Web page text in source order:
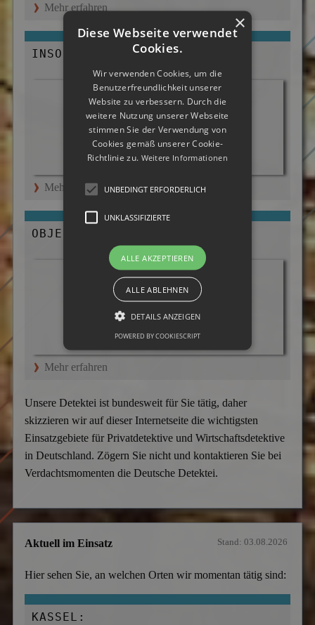
Mehr erfahren
INSOLVENZ- UND KONKURSBETRUG
Mehr erfahren
OBJEKT- UND PERSONENSCHUTZ
Mehr erfahren
Unsere Detektei ist bundesweit für Sie tätig, daher
skizzieren wir auf dieser Internetseite die wichtigsten
Einsatzgebiete für Privatdetektive und Wirtschaftsdetektive
in Deutschland. Zögern Sie nicht und kontaktieren Sie bei
Verdachtsmomenten die Deutsche Detektei.
Aktuell im Einsatz Stand: 03.08.2026
Hier sehen Sie, an welchen Orten wir momentan tätig sind:
KASSEL:
×
Diese Webseite verwendet
Cookies.
Wir verwenden Cookies, um die
Benutzerfreundlichkeit unserer
Website zu verbessern. Durch die
weitere Nutzung unserer Webseite
stimmen Sie der Verwendung von
Cookies gemäß unserer Cookie-
Richtlinie zu. Weitere Informationen
UNBEDINGT ERFORDERLICH
UNKLASSIFIZIERTE
ALLE AKZEPTIEREN
ALLE ABLEHNEN
DETAILS ANZEIGEN
POWERED BY COOKIESCRIPT